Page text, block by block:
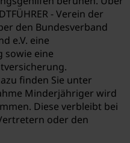
- Verein der
den Bundesverband
e.V. eine
sowie eine
finden Sie unter
Minderjähriger wird
Diese verbleibt bei
oder den